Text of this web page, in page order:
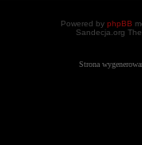
Powered by phpBB
Sandecja.org
Strona